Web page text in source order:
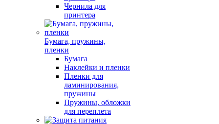
Чернила для
принтера
Бумага, пружины,
пленки
Бумага
Наклейки и пленки
Пленки для
ламинирования,
пружины
Пружины, обложки
для переплета